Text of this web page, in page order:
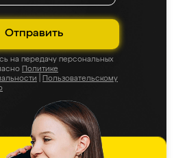
Отправить
на передачу персональных
Политике
Пользовательскому